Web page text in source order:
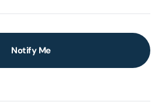
Notify Me